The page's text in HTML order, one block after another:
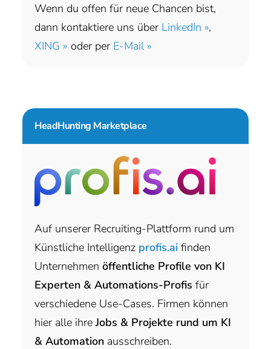
Wenn du offen für neue Chancen bist,
dann kontaktiere uns über LinkedIn »,
XING » oder per E-Mail »
HeadHunting Marketplace
Auf unserer Recruiting-Plattform rund um
Künstliche Intelligenz profis.ai finden
Unternehmen öffentliche Profile von KI
Experten & Automations-Profis für
verschiedene Use-Cases. Firmen können
hier alle ihreJobs & Projekte rund um KI
& Automation ausschreiben.